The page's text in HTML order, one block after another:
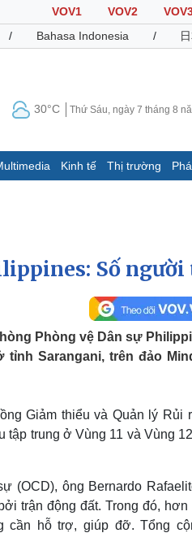
VOV1 VOV2
/ Bahasa Indonesia /
30°C Thứ Sáu, ngày 7 tháng 8
Kinh tế Thị trường
Hồ sơ
phòng
Thể thao
Bóng đá
eSports
Hậu trường
đình
Văn học
Âm nhạc
Di sản
Số
Phòng vệ Dân sự
Sarangani, trên đảo
Giảm thiểu và Quản lý Rủi
trung ở Vùng 11 và Vùng
(OCD), ông Bernardo
trận động đất. Trong đó,
cần hỗ trợ, giúp đỡ. Tổng